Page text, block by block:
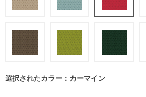
選択されたカラー：カーマイン